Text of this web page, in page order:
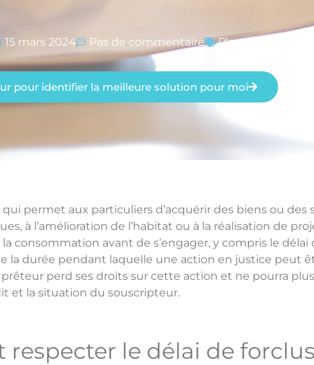
15 mars 2024 Pas de commentaire Placer de l'argent
pour identifier la meilleure solution pour moi
permet aux particuliers d’acquérir des biens ou des
à l’amélioration de l’habitat ou à la réalisation de
consommation avant de s’engager, y compris le délai
la durée pendant laquelle une action en justice peut
perd ses droits sur cette action et ne pourra
et la situation du souscripteur.
respecter le délai de